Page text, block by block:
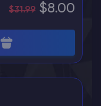
$31.99 $8.00